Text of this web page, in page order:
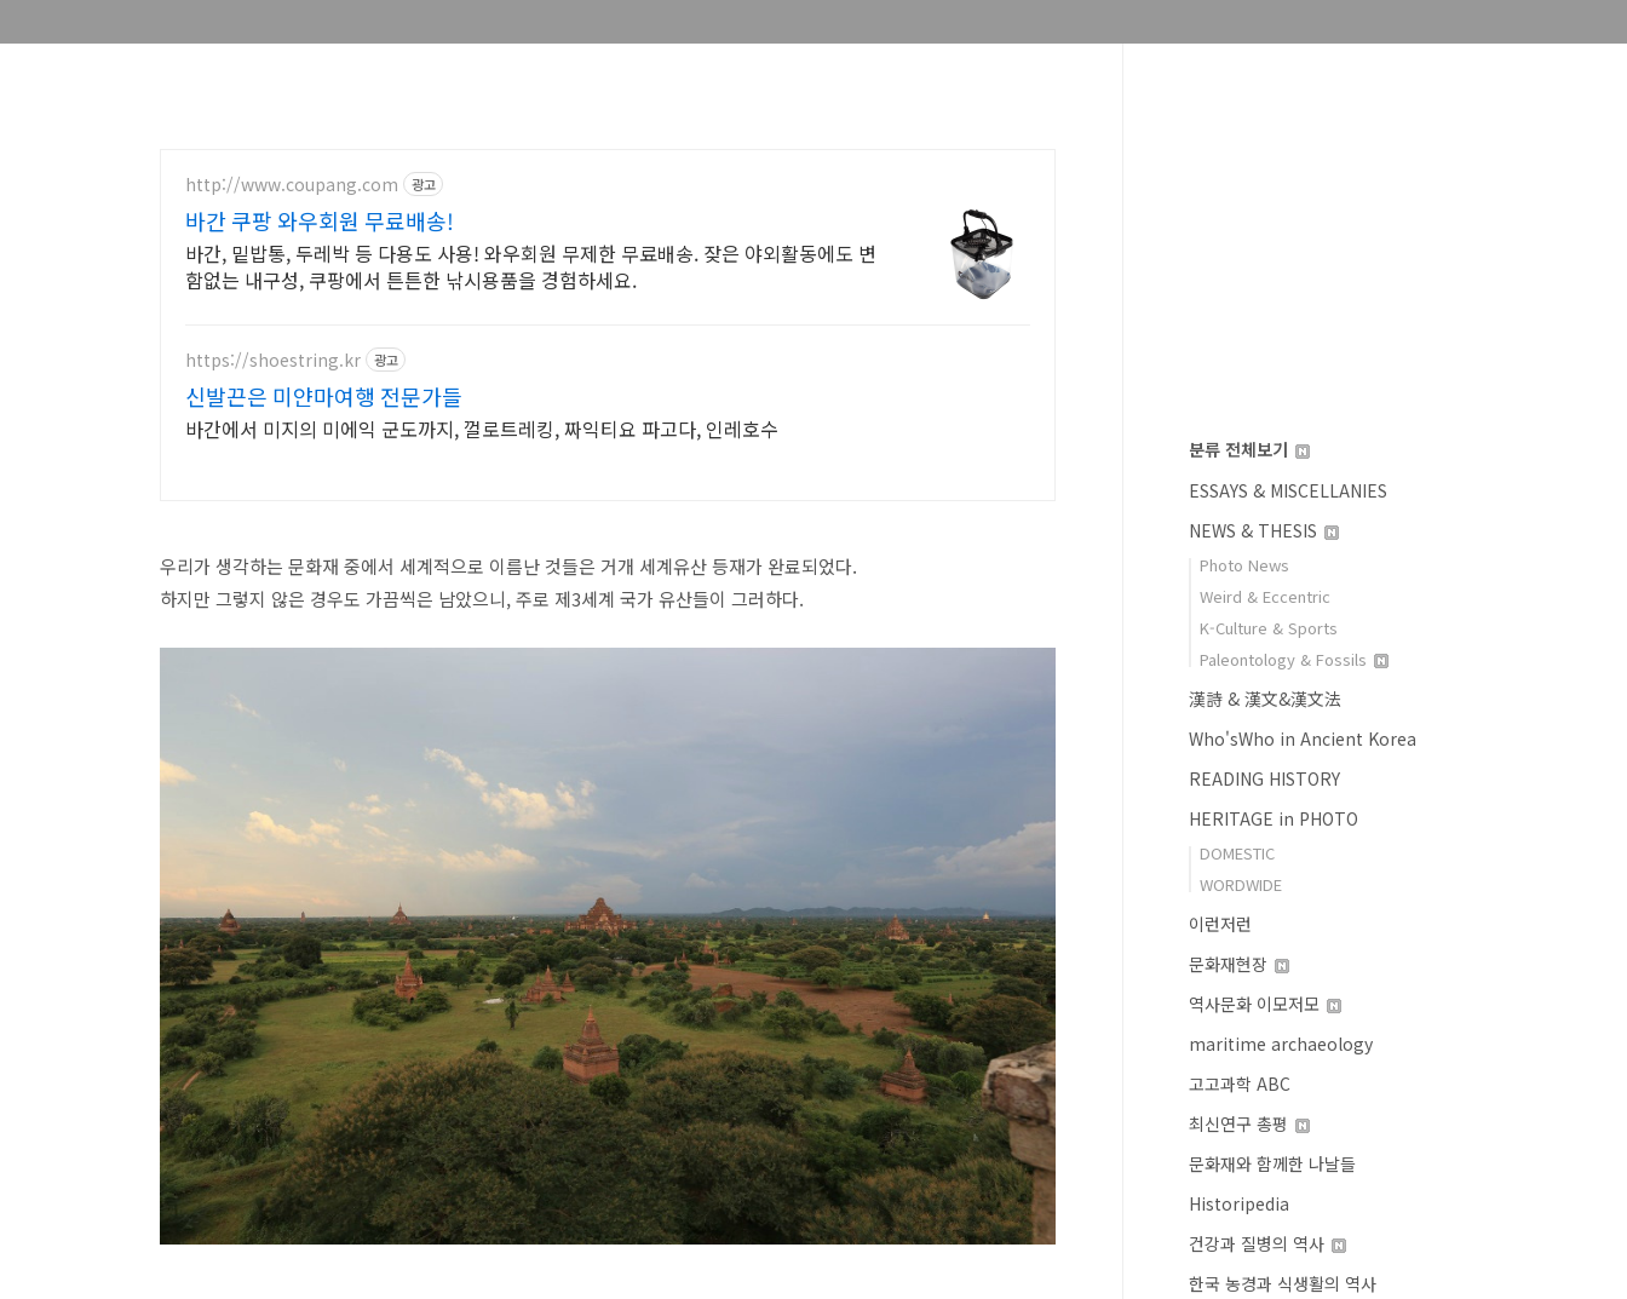
http://www.coupang.com 광고
바간 쿠팡 와우회원 무료배송!
바간, 밑밥통, 두레박 등 다용도 사용! 와우회원 무제한 무료배송. 잦은 야외활동에도 변
함없는 내구성, 쿠팡에서 튼튼한 낚시용품을 경험하세요.
https://shoestring.kr 광고
신발끈은 미얀마여행 전문가들
바간에서 미지의 미에익 군도까지, 껄로트레킹, 짜익티요 파고다, 인레호수
우리가 생각하는 문화재 중에서 세계적으로 이름난 것들은 거개 세계유산 등재가 완료되었다.
하지만 그렇지 않은 경우도 가끔씩은 남았으니, 주로 제3세계 국가 유산들이 그러하다.
분류 전체보기
ESSAYS & MISCELLANIES
NEWS & THESIS
Photo News
Weird & Eccentric
K-Culture & Sports
Paleontology & Fossils
漢詩 & 漢文&漢文法
Who'sWho in Ancient Korea
READING HISTORY
HERITAGE in PHOTO
DOMESTIC
WORDWIDE
이런저런
문화재현장
역사문화 이모저모
maritime archaeology
고고과학 ABC
최신연구 총평
문화재와 함께한 나날들
Historipedia
건강과 질병의 역사
한국 농경과 식생활의 역사